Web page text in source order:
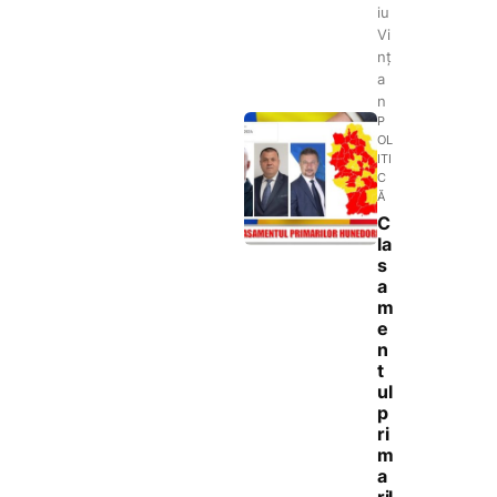
iu
Vi
nț
a
n
P
OL
ITI
C
Ă
C
la
s
a
m
e
n
t
ul
p
ri
m
a